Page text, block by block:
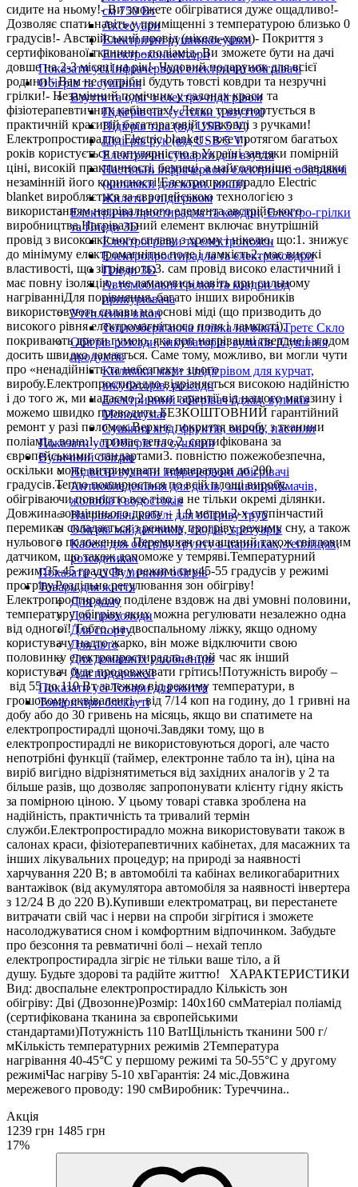
см 750 Вт
Аксесуари
Електричні рушникосушки
Електроконвектори
Показати усі Інфрачервоні електричні обігрівачі
Обігрів та сушіння
Взуття та одяг з електро-підігрівом
Підігрів ніг (устілки у взуття)
Підігрів тіла (від USB 5 V)
Підігрів рук (від USB 5 V)
Електричні сушарки для взуття
Настільні інфрачервоні електричні обігрівачі
(килимки для комп. миші)
Жилети з підігрівом
Електричні простирадла та ковдри, Електро-грілки
та Пледи 3D
Електрогрілки та електропояси
Електропростирадла та електроковдри
Пледи 3D
Автомобільні грілки та ковдри від
прикурювача
Утеплення вікон
Теплозберігаюча плівка на вікна Третє Скло
Обігрів розсади, інкубаторів, вуликів /Сушіння
продуктів
Килимки мати з підігрівом для курчат,
інкубаторів, розсади
Електричний обігрівач бджіл, вуликів
Monocrystal
Сушіння ягід, фруктів, овочів, пастили
Показати усі Обігрів та сушіння
Вуличний обігрів
Підвісні вуличні інфрачервоні обігрівачі
Антиобледеніння для дахів, зливоприймачів,
жолобів і водостоків
Нагрівальні кабелі для обігріву труб
Обігрів майданчиків, сходів, тротуарів
Кабелі для обігріву ґрунту в парниках, теплицях,
розсадниках
Показати усі Вуличний обігрів
Товари для життя
Для дому
Для прохолоди
Для спорту
Для авто
Для домашніх улюбленців
Для подорожей
Показати усі Товари для життя
Товари при блєкауті
сидите на ньому!- Ви зможете обігріватися дуже ощадливо!-
Дозволяє спати навіть у приміщенні з температурою близько 0
градусів!- Австрійський провід (нікель-хром)- Покриття з
сертифікованої тканини - поліамід- Ви зможете бути на дачі
довше на 2-3 місяці на рік!- Чудовий подарунок для всієї
родини!- Вам не потрібні будуть товсті ковдри та незручні
грілки!- Незамінний помічник у салонах краси та
фізіотерапевтичних кабінетах!- Легко транспортується в
практичній красивій багаторазовій упаковці з ручками!
Електропростирадло Electric blanket - вже протягом багатьох
років користується популярністю в Україні завдяки помірній
ціні, високій практичності, безпеці, а найголовніше – завдяки
незамінній його корисності!Електропростирадло Electric
blanket виробляється за європейською технологією з
використанням нагрівального елемента австрійського
виробництва.Нагрівальний елемент включає внутрішній
провід з високоякісного сплаву з хрому і нікелю, що:1. знижує
до мінімуму електромагнітне поле і ламкість2. має високі
властивості, що зігрівають;3. сам провід високо еластичний і
має повну ізоляцію, не ламаючись навіть при сильному
нагріванніДля порівняння, багато інших виробників
використовують сплави на основі міді (що призводить до
високого рівня електромагнітного поля і ламкості),
покривають дроти гумою, яка при нагріванні твердне і згодом
досить швидко ламається. Саме тому, можливо, ви могли чути
про «ненадійність та небезпеку» цього
виробу.Електропростирадло відрізняється високою надійністю
і до того ж, ми надаємо 2 роки гарантії від нашого магазину і
можемо швидко проводити БЕЗКОШТОВНИЙ гарантійний
ремонт у разі поломок.Верхнє покриття виробу з тканини
поліамід, вона:1. тримає тепло,2. сертифікована за
європейськими стандартами3. повністю пожежобезпечна,
оскільки може витримувати температури до 200
градусів.Тепло поширюється по всій площі виробу,
обігріваючи повністю все тіло, а не тільки окремі ділянки.
Довжина зовнішнього дроту – 1,9 метри.2-х ступінчастий
перемикач складається з режиму прогріву, режиму сну, а також
нульового положення. Перемикач оснащений також світловим
датчиком, що також допоможе у темряві.Температурний
режим:35-45 градусів у режимі сну45-55 градусів у режимі
прогріву.Роздільне регулювання зон обігріву!
Електропростирадло поділене вздовж на дві умовні половини,
температуру обігріву яких можна регулювати незалежно одна
від одногої! Тобто, на двоспальному ліжку, якщо одному
користувачу надто жарко, він може відключити свою
половинку електропростирадла, в той час як інший
користувач буде продовжувати грітись!Потужність виробу –
від 55 до 110 Вт залежно від режиму температури, в
грошовому еквіваленті – від 7/14 коп на годину, до 1 гривні на
добу або до 30 гривень на місяць, якщо ви спатимете на
електропростирадлі щоночі.Завдяки тому, що в
електропростирадлі не використовуються дорогі, але часто
непотрібні функції (таймер, електронне табло та ін), ціна на
виріб вигідно відрізнятиметься від західних аналогів у 2 та
більше разів, що дозволяє запропонувати клієнту гідну якість
за помірною ціною. У цьому товарі ставка зроблена на
надійність, практичність та тривалий термін
служби.Електропростирадло можна використовувати також в
салонах краси, фізіотерапевтичних кабінетах, для масажних та
інших лікувальних процедур; на природі за наявності
харчування 220 В; в автомобілі та кабінах великогабаритних
вантажівок (від акумулятора автомобіля за наявності інвертера
з 12/24 В до 220 В).Купивши електроматрац, ви перестанете
витрачати свій час і нерви на спроби зігрітися і зможете
насолоджуватися сном і комфортним відпочинком. Забудьте
про безсоння та ревматичні болі – нехай тепло
електропростирадла зігріє не тільки ваше тіло, а й
душу. Будьте здорові та радійте життю! ХАРАКТЕРИСТИКИ
Вид: двоспальне електропростирадло Кількість зон
обігріву: Дві (Двозонне)Розмір: 140х160 смМатеріал поліамід
(сертифікована тканина за європейськими
стандартами)Потужність 110 ВатЩільність тканини 500 г/
мКількість температурних режимів 2Температура
нагрівання 40-45°С у першому режимі та 50-55°С у другому
режиміЧас нагріву 5-10 хвГарантія: 24 міс.Довжина
мережевого проводу: 190 смВиробник: Туреччина..
Акція
1239 грн 1485 грн
17%